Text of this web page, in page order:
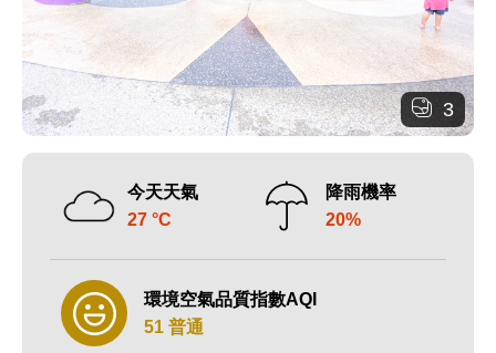
3
今天天氣
27 °C
降雨機率
20%
環境空氣品質指數AQI
51 普通